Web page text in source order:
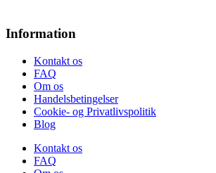
Information
Kontakt os
FAQ
Om os
Handelsbetingelser
Cookie- og Privatlivspolitik
Blog
Kontakt os
FAQ